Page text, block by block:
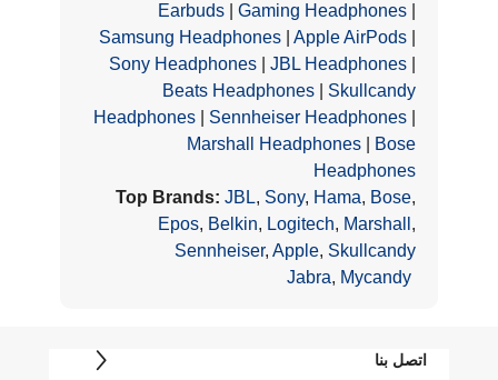
Earbuds
Gaming Headphones
Samsung Headphones
Apple AirPods
Sony Headphones
JBL Headphones
Beats Headphones
Skullcandy
Headphones
Sennheiser Headphones
Marshall Headphones
Bose
Headphones
Top Brands: JBL, Sony, Hama, Bose,
Epos, Belkin, Logitech, Marshall ,
Sennheiser, Apple, Skullcandy
Jabra, Mycandy
اتصل بنا